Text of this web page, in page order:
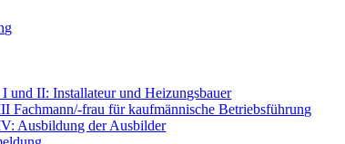
und II: Installateur und Heizungsbauer
Fachmann/-frau für kaufmännische Betriebsführung
Ausbildung der Ausbilder